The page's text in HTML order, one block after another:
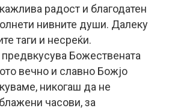
радост и благодатен
нивните души. Далеку
таги и несреќи.
Божествената
вечно и славно Божјо
никогаш да не
часови, за